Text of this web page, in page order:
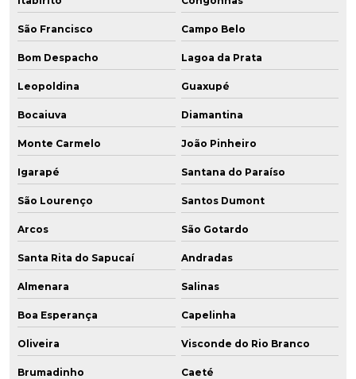
São Francisco Campo Belo
Bom Despacho Lagoa da Prata
Leopoldina Guaxupé
Bocaiuva Diamantina
Monte Carmelo João Pinheiro
Igarapé Santana do Paraíso
São Lourenço Santos Dumont
Arcos São Gotardo
Santa Rita do Sapucaí Andradas
Almenara Salinas
Boa Esperança Capelinha
Oliveira Visconde do Rio Branco
Brumadinho Caeté